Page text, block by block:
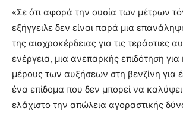
«Σε ότι αφορά την ουσία των μέτρων
εξήγγειλε δεν είναι παρά μια
της αισχροκέρδειας για τις τεράστιες
ενέργεια, μια ανεπαρκής επιδότηση
μέρους των αυξήσεων στη βενζίνη για
ένα επίδομα που δεν μπορεί να
ελάχιστο την απώλεια αγοραστικής